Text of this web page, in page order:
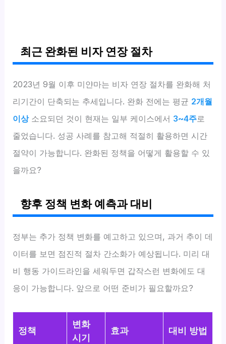
최근 완화된 비자 연장 절차
2023년 9월 이후 미얀마는 비자 연장 절차를 완화해 처
리기간이 단축되는 추세입니다. 완화 전에는 평균 2개월
이상소요되던 것이 현재는 일부 케이스에서 3~4주로
줄었습니다. 성공 사례를 참고해 적절히 활용하면 시간
절약이 가능합니다. 완화된 정책을 어떻게 활용할 수 있
을까요?
향후 정책 변화 예측과 대비
정부는 추가 정책 변화를 예고하고 있으며, 과거 추이 데
이터를 보면 점진적 절차 간소화가 예상됩니다. 미리 대
비 행동 가이드라인을 세워두면 갑작스런 변화에도 대
응이 가능합니다. 앞으로 어떤 준비가 필요할까요?
정책
변화
시기
효과 대비 방법